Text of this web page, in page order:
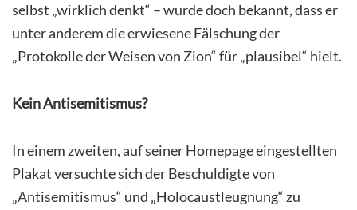
selbst „wirklich denkt“ – wurde doch bekannt, dass er
unter anderem die erwiesene Fälschung der
„Protokolle der Weisen von Zion“ für „plausibel“ hielt.
Kein Antisemitismus?
In einem zweiten, auf seiner Homepage eingestellten
Plakat versuchte sich der Beschuldigte von
„Antisemitismus“ und „Holocaustleugnung“ zu